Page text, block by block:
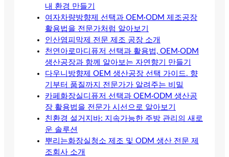
내 환경 만들기
여자차량방향제 선택과 OEM·ODM 제조공장
활용법을 전문가처럼 알아보기
인산염피막제 전문 제조 공장 소개
천연아로마디퓨저 선택과 활용법, OEM·ODM
생산공장과 함께 알아보는 자연향기 만들기
다우니방향제 OEM 생산공장 선택 가이드. 향
기부터 품질까지 전문가가 알려주는 비밀
카페화장실디퓨저 선택과 OEM·ODM 생산공
장 활용법을 전문가 시선으로 알아보기
친환경 설거지바: 지속가능한 주방 관리의 새로
운 솔루션
뿌리는화장실청소 제조 및 ODM 생산 전문 제
조회사 소개